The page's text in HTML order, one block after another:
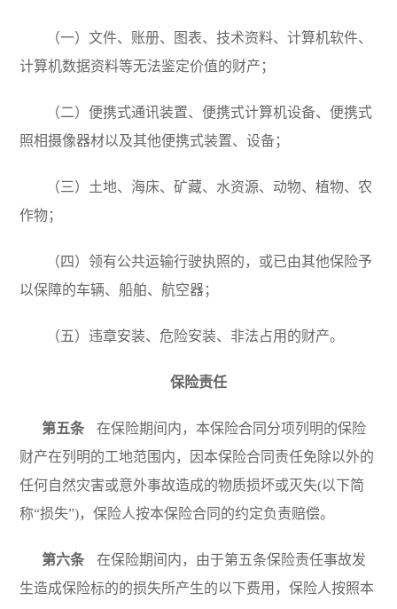
（一）文件、账册、图表、技术资料、计算机软件、
计算机数据资料等无法鉴定价值的财产；
（二）便携式通讯装置、便携式计算机设备、便携式
照相摄像器材以及其他便携式装置、设备；
（三）土地、海床、矿藏、水资源、动物、植物、农
作物；
（四）领有公共运输行驶执照的，或已由其他保险予
以保障的车辆、船舶、航空器；
（五）违章安装、危险安装、非法占用的财产。
保险责任
第五条
在保险期间内，本保险合同分项列明的保险
财产在列明的工地范围内，因本保险合同责任免除以外的
任何自然灾害或意外事故造成的物质损坏或灭失(以下简
称“损失”)，保险人按本保险合同的约定负责赔偿。
第六条
在保险期间内，由于第五条保险责任事故发
生造成保险标的的损失所产生的以下费用，保险人按照本